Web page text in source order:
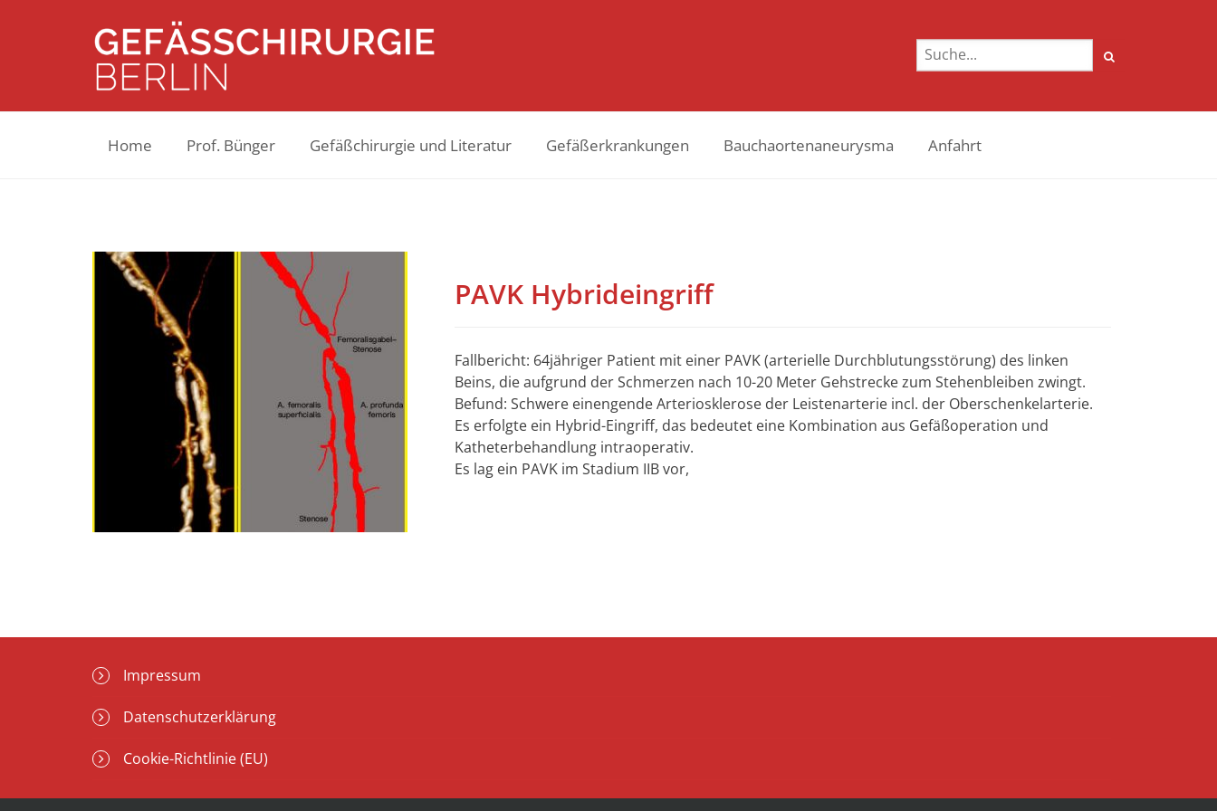
Home Prof. Bünger Gefäßchirurgie und Literatur Gefäßerkrankungen Bauchaortenaneurysma Anfahrt
PAVK Hybrideingriff
Fallbericht: 64jähriger Patient mit einer PAVK (arterielle Durchblutungsstörung) des linken
Beins, die aufgrund der Schmerzen nach 10-20 Meter Gehstrecke zum Stehenbleiben zwingt.
Befund: Schwere einengende Arteriosklerose der Leistenarterie incl. der Oberschenkelarterie.
Es erfolgte ein Hybrid-Eingriff, das bedeutet eine Kombination aus Gefäßoperation und
Katheterbehandlung intraoperativ.
Es lag ein PAVK im Stadium IIB vor,
Impressum
Datenschutzerklärung
Cookie-Richtlinie (EU)